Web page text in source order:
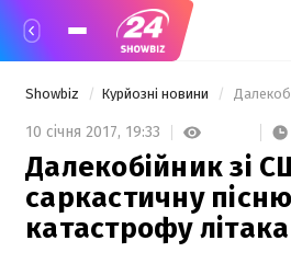
Showbiz Курйозні новини
10 січня 2017, 19:33
Далекобійник зі
саркастичну
катастрофу літака